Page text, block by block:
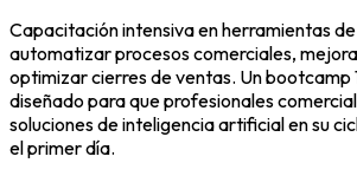
Capacitación intensiva en herramientas
automatizar procesos comerciales,
optimizar cierres de ventas. Un bootcamp
diseñado para que profesionales
soluciones de inteligencia artificial en su
el primer día.